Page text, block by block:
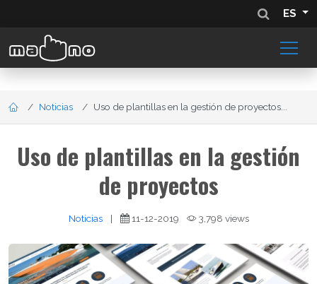
ES
Noticias Uso de plantillas en la gestión de proyectos...
Uso de plantillas en la gestión
de proyectos
Noticias | 11-12-2019 3,798 views